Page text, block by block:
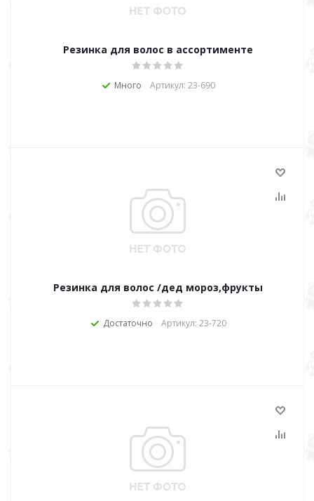
Резинка для волос в ассортименте
Много Артикул: 23-690
Резинка для волос /дед мороз,фрукты
Достаточно Артикул: 23-720